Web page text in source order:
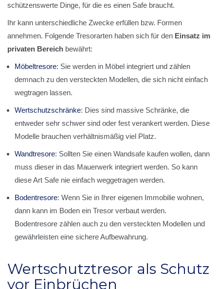
schützenswerte Dinge, für die es einen Safe braucht.
Ihr kann unterschiedliche Zwecke erfüllen bzw. Formen
annehmen. Folgende Tresorarten haben sich für den Einsatz im
privaten Bereich bewährt:
Möbeltresore: Sie werden in Möbel integriert und zählen
demnach zu den versteckten Modellen, die sich nicht einfach
wegtragen lassen.
Wertschutzschränke: Dies sind massive Schränke, die
entweder sehr schwer sind oder fest verankert werden. Diese
Modelle brauchen verhältnismäßig viel Platz.
Wandtresore: Sollten Sie einen Wandsafe kaufen wollen, dann
muss dieser in das Mauerwerk integriert werden. So kann
diese Art Safe nie einfach weggetragen werden.
Bodentresore: Wenn Sie in Ihrer eigenen Immobilie wohnen,
dann kann im Boden ein Tresor verbaut werden.
Bodentresore zählen auch zu den versteckten Modellen und
gewährleisten eine sichere Aufbewahrung.
Wertschutztresor als Schutz
vor Einbrüchen